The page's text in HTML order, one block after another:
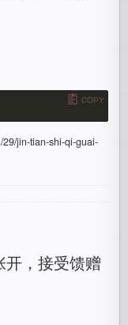
COPY
29/jin-tian-shi-qi-guai-
，接受馈赠